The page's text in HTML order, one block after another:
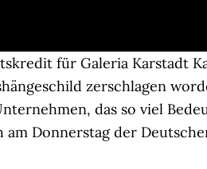
für Galeria Karstadt
zerschlagen
das so viel
Donnerstag der